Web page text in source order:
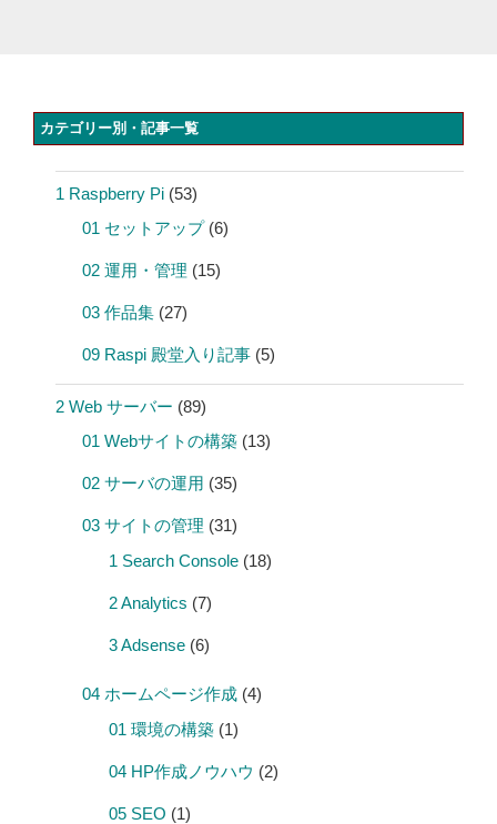
カテゴリー別・記事一覧
1 Raspberry Pi (53)
01 セットアップ(6)
02 運用・管理 (15)
03 作品集 (27)
09 Raspi 殿堂入り記事 (5)
2 Web サーバー (89)
01 Webサイトの構築 (13)
02 サーバの運用 (35)
03 サイトの管理 (31)
1 Search Console (18)
2 Analytics (7)
3 Adsense (6)
04 ホームページ作成 (4)
01 環境の構築 (1)
04 HP作成ノウハウ (2)
05 SEO (1)